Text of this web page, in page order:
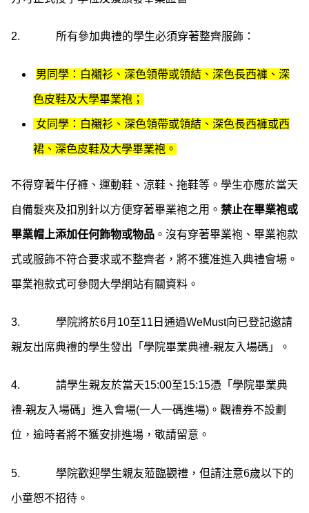
2. 所有參加典禮的學生必須穿著整齊服飾：
男同學：白襯衫、深色領帶或領結、深色長西褲、深
色皮鞋及大學畢業袍；
女同學：白襯衫、深色領帶或領結、深色長西褲或西
裙、深色皮鞋及大學畢業袍。
不得穿著牛仔褲、運動鞋、涼鞋、拖鞋等。學生亦應於當天
自備髮夾及扣別針以方便穿著畢業袍之用。 禁止在畢業袍或
畢業帽上添加任何飾物或物品 。沒有穿著畢業袍、畢業袍款
式或服飾不符合要求或不整齊者，將不獲准進入典禮會場。
畢業袍款式可參閱大學網站有關資料。
3. 學院將於6月10至11日通過WeMust向已登記邀請
親友出席典禮的學生發出「學院畢業典禮-親友入場碼」。
4. 請學生親友於當天15:00至15:15憑「學院畢業典
禮-親友入場碼」進入會場(一人一碼進場)。觀禮券不設劃
位，逾時者將不獲安排進場，敬請留意。
5. 學院歡迎學生親友蒞臨觀禮，但請注意6歲以下的
小童恕不招待。